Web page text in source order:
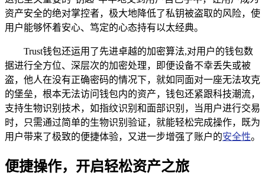
资产安全的绝对掌控者，极大地降低了私钥被盗取的风险，使
用户能够怀着安心、笃定的心态持有以太经典。
Trust钱包还运用了先进卓越的加密算法,对用户的钱包数
据进行全方位、深层次的加密处理，即便设备不幸丢失或被
盗，他人在没有正确密码的情况下，就如同面对一座无法攻克
的堡垒，根本无法访问钱包内的资产，钱包还紧跟科技潮流，
支持生物识别技术，如指纹识别和面部识别，当用户进行交易
时，只需通过简单的生物识别验证，就能轻松完成操作，既为
用户带来了极致的便捷体验，又进一步增强了账户的安全性。
便捷操作，开启轻松资产之旅